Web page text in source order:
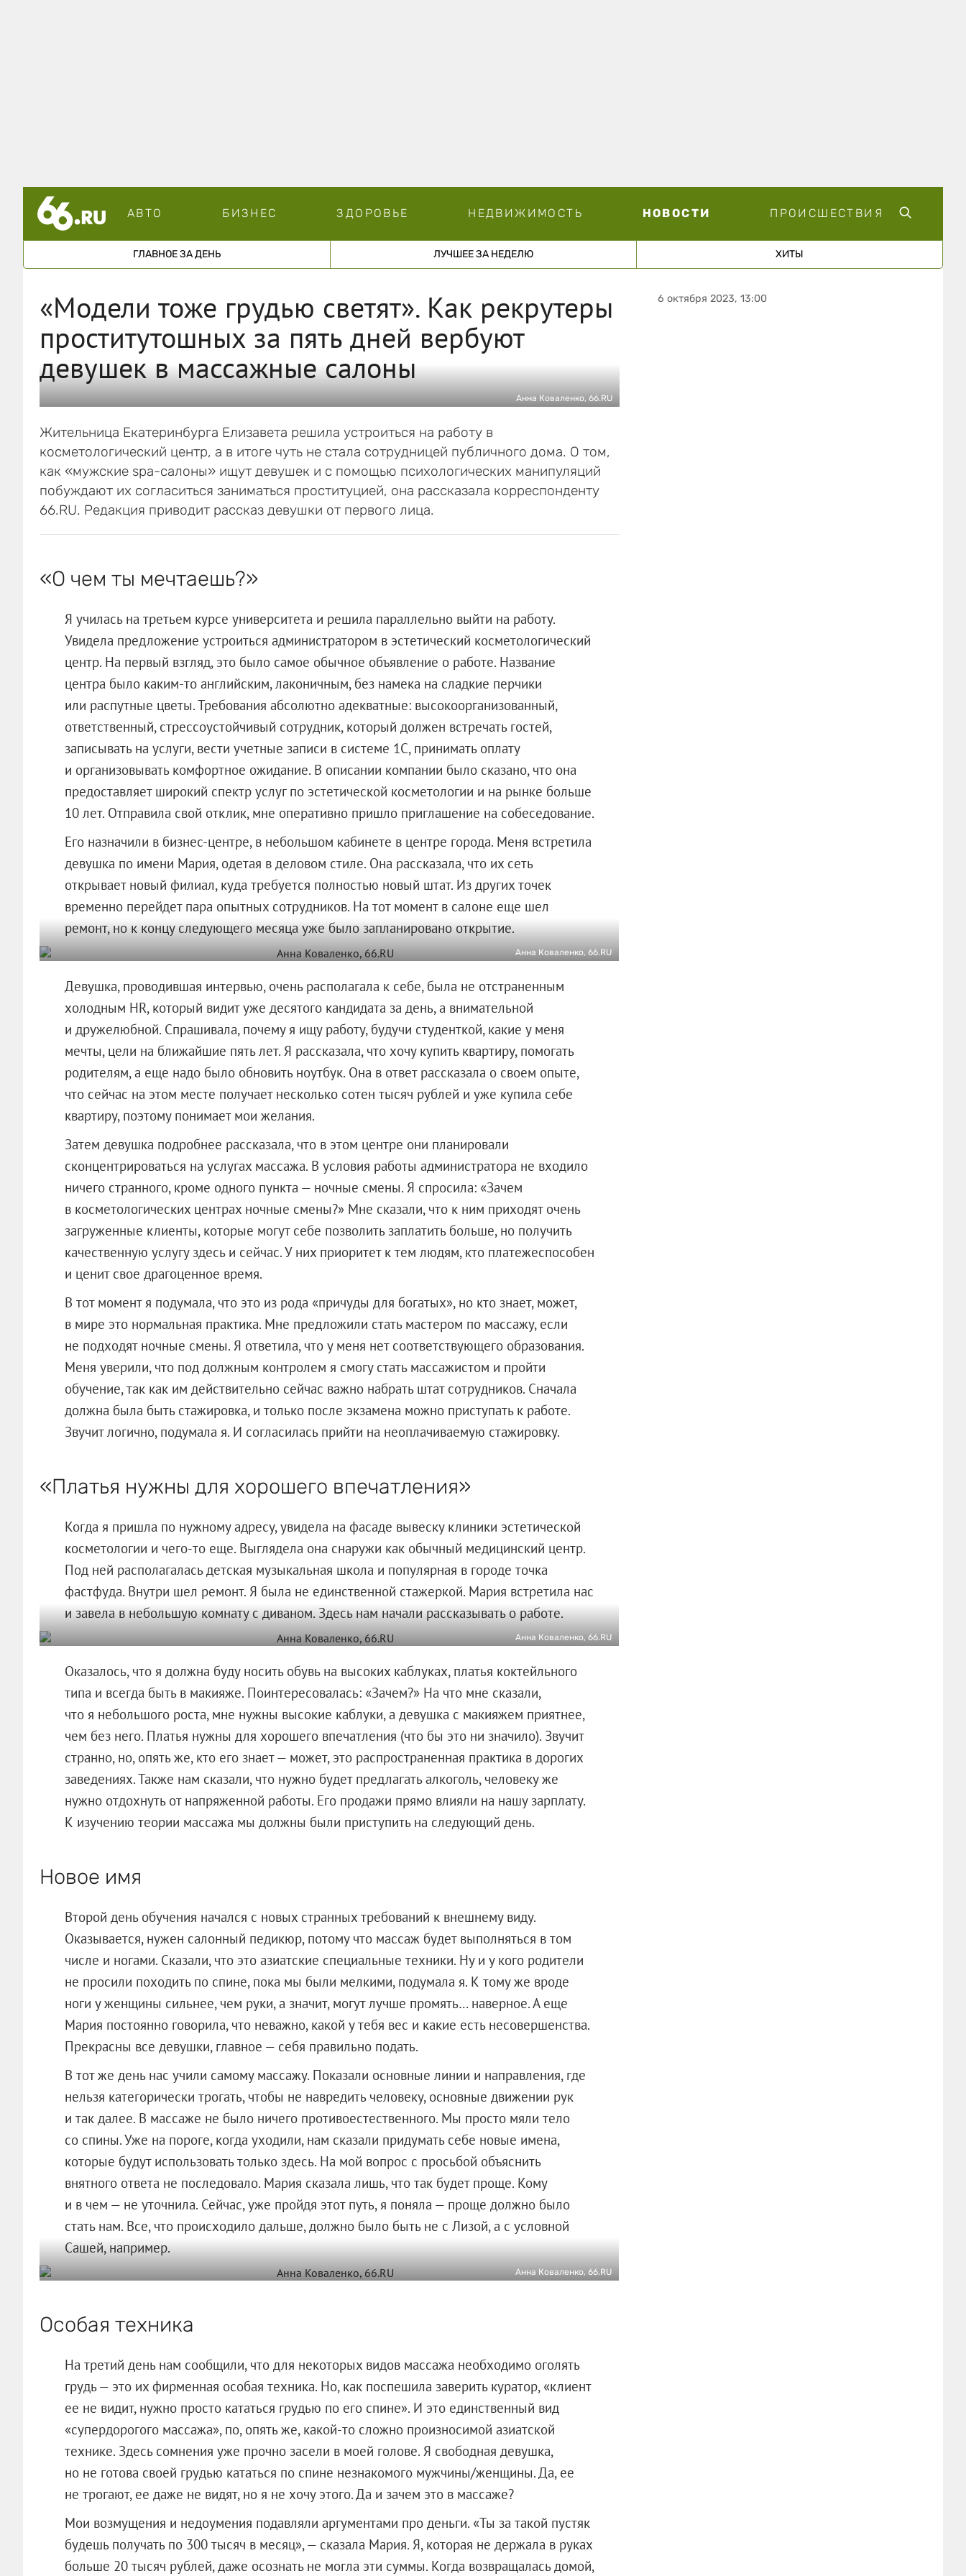
АВТО БИЗНЕС ЗДОРОВЬЕ НЕДВИЖИМОСТЬ НОВОСТИ ПРОИСШЕСТВИЯ
ГЛАВНОЕ ЗА ДЕНЬ ЛУЧШЕЕ ЗА НЕДЕЛЮ ХИТЫ
«Модели тоже грудью светят». Как рекрутеры
проститутошных за пять дней вербуют
девушек в массажные салоны
Анна Коваленко, 66.RU
Жительница Екатеринбурга Елизавета решила устроиться на работу в
косметологический центр, а в итоге чуть не стала сотрудницей публичного дома. О том,
как «мужские spa-салоны» ищут девушек и с помощью психологических манипуляций
побуждают их согласиться заниматься проституцией, она рассказала корреспонденту
66.RU. Редакция приводит рассказ девушки от первого лица.
«О чем ты мечтаешь?»
Я училась на третьем курсе университета и решила параллельно выйти на работу.
Увидела предложение устроиться администратором в эстетический косметологический
центр. На первый взгляд, это было самое обычное объявление о работе. Название
центра было каким-то английским, лаконичным, без намека на сладкие перчики
или распутные цветы. Требования абсолютно адекватные: высокоорганизованный,
ответственный, стрессоустойчивый сотрудник, который должен встречать гостей,
записывать на услуги, вести учетные записи в системе 1С, принимать оплату
и организовывать комфортное ожидание. В описании компании было сказано, что она
предоставляет широкий спектр услуг по эстетической косметологии и на рынке больше
10 лет. Отправила свой отклик, мне оперативно пришло приглашение на собеседование.
Его назначили в бизнес-центре, в небольшом кабинете в центре города. Меня встретила
девушка по имени Мария, одетая в деловом стиле. Она рассказала, что их сеть
открывает новый филиал, куда требуется полностью новый штат. Из других точек
временно перейдет пара опытных сотрудников. На тот момент в салоне еще шел
ремонт, но к концу следующего месяца уже было запланировано открытие.
Анна Коваленко, 66.RU
Девушка, проводившая интервью, очень располагала к себе, была не отстраненным
холодным HR, который видит уже десятого кандидата за день, а внимательной
и дружелюбной. Спрашивала, почему я ищу работу, будучи студенткой, какие у меня
мечты, цели на ближайшие пять лет. Я рассказала, что хочу купить квартиру, помогать
родителям, а еще надо было обновить ноутбук. Она в ответ рассказала о своем опыте,
что сейчас на этом месте получает несколько сотен тысяч рублей и уже купила себе
квартиру, поэтому понимает мои желания.
Затем девушка подробнее рассказала, что в этом центре они планировали
сконцентрироваться на услугах массажа. В условия работы администратора не входило
ничего странного, кроме одного пункта — ночные смены. Я спросила: «Зачем
в косметологических центрах ночные смены?» Мне сказали, что к ним приходят очень
загруженные клиенты, которые могут себе позволить заплатить больше, но получить
качественную услугу здесь и сейчас. У них приоритет к тем людям, кто платежеспособен
и ценит свое драгоценное время.
В тот момент я подумала, что это из рода «причуды для богатых», но кто знает, может,
в мире это нормальная практика. Мне предложили стать мастером по массажу, если
не подходят ночные смены. Я ответила, что у меня нет соответствующего образования.
Меня уверили, что под должным контролем я смогу стать массажистом и пройти
обучение, так как им действительно сейчас важно набрать штат сотрудников. Сначала
должна была быть стажировка, и только после экзамена можно приступать к работе.
Звучит логично, подумала я. И согласилась прийти на неоплачиваемую стажировку.
«Платья нужны для хорошего впечатления»
Когда я пришла по нужному адресу, увидела на фасаде вывеску клиники эстетической
косметологии и чего-то еще. Выглядела она снаружи как обычный медицинский центр.
Под ней располагалась детская музыкальная школа и популярная в городе точка
фастфуда. Внутри шел ремонт. Я была не единственной стажеркой. Мария встретила нас
и завела в небольшую комнату с диваном. Здесь нам начали рассказывать о работе.
Анна Коваленко, 66.RU
Оказалось, что я должна буду носить обувь на высоких каблуках, платья коктейльного
типа и всегда быть в макияже. Поинтересовалась: «Зачем?» На что мне сказали,
что я небольшого роста, мне нужны высокие каблуки, а девушка с макияжем приятнее,
чем без него. Платья нужны для хорошего впечатления (что бы это ни значило). Звучит
странно, но, опять же, кто его знает — может, это распространенная практика в дорогих
заведениях. Также нам сказали, что нужно будет предлагать алкоголь, человеку же
нужно отдохнуть от напряженной работы. Его продажи прямо влияли на нашу зарплату.
К изучению теории массажа мы должны были приступить на следующий день.
Новое имя
Второй день обучения начался с новых странных требований к внешнему виду.
Оказывается, нужен салонный педикюр, потому что массаж будет выполняться в том
числе и ногами. Сказали, что это азиатские специальные техники. Ну и у кого родители
не просили походить по спине, пока мы были мелкими, подумала я. К тому же вроде
ноги у женщины сильнее, чем руки, а значит, могут лучше промять… наверное. А еще
Мария постоянно говорила, что неважно, какой у тебя вес и какие есть несовершенства.
Прекрасны все девушки, главное — себя правильно подать.
В тот же день нас учили самому массажу. Показали основные линии и направления, где
нельзя категорически трогать, чтобы не навредить человеку, основные движении рук
и так далее. В массаже не было ничего противоестественного. Мы просто мяли тело
со спины. Уже на пороге, когда уходили, нам сказали придумать себе новые имена,
которые будут использовать только здесь. На мой вопрос с просьбой объяснить
внятного ответа не последовало. Мария сказала лишь, что так будет проще. Кому
и в чем — не уточнила. Сейчас, уже пройдя этот путь, я поняла — проще должно было
стать нам. Все, что происходило дальше, должно было быть не с Лизой, а с условной
Сашей, например.
Анна Коваленко, 66.RU
Особая техника
На третий день нам сообщили, что для некоторых видов массажа необходимо оголять
грудь — это их фирменная особая техника. Но, как поспешила заверить куратор, «клиент
ее не видит, нужно просто кататься грудью по его спине». И это единственный вид
«супердорогого массажа», по, опять же, какой-то сложно произносимой азиатской
технике. Здесь сомнения уже прочно засели в моей голове. Я свободная девушка,
но не готова своей грудью кататься по спине незнакомого мужчины/женщины. Да, ее
не трогают, ее даже не видят, но я не хочу этого. Да и зачем это в массаже?
Мои возмущения и недоумения подавляли аргументами про деньги. «Ты за такой пустяк
будешь получать по 300 тысяч в месяц», — сказала Мария. Я, которая не держала в руках
больше 20 тысяч рублей, даже осознать не могла эти суммы. Когда возвращалась домой,
6 октября 2023, 13:00